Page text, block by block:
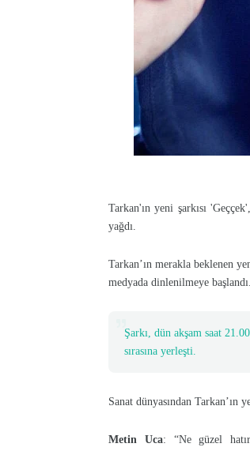
Tarkan'ın yeni şarkısı
yağdı.
Tarkan’ın merakla beklenen
medyada dinlenilmeye başlandı.
Şarkı, dün akşam saat
sırasına yerleşti.
Sanat dünyasından Tarkan’ın
Metin Uca: “Ne güzel